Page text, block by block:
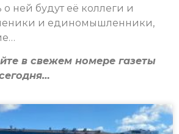
ней будут её коллеги и
и единомышленники,
в свежем номере газеты